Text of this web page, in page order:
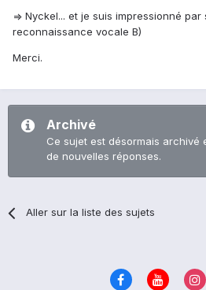
=> Nyckel... et je suis impressionné
reconnaissance vocale B)
Merci.
Archivé
Ce sujet est désormais archivé
de nouvelles réponses.
Aller sur la liste des sujets